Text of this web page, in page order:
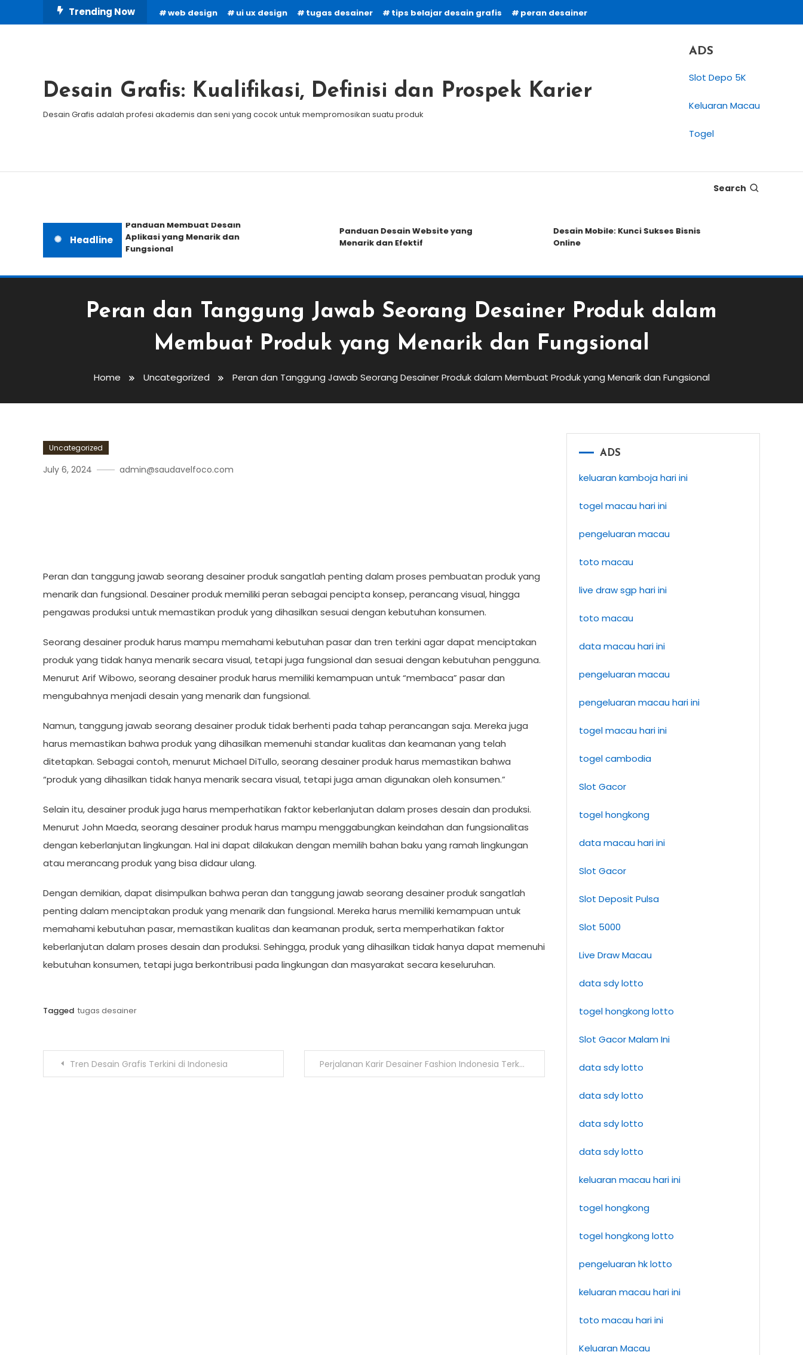
To
Trending Now web design ui ux design tugas desainer tips belajar desain grafis peran desainer
Desain Grafis: Kualifikasi, Definisi dan Prospek Karier
Desain Grafis adalah profesi akademis dan seni yang cocok untuk mempromosikan suatu produk
ADS
Slot Depo 5K
Keluaran Macau
Togel
Search
Headline
Panduan Membuat Desain
Aplikasi yang Menarik dan
Fungsional
Panduan Desain Website yang
Menarik dan Efektif
Desain Mobile: Kunci Sukses Bisnis
Online
Peran dan Tanggung Jawab Seorang Desainer Produk dalam
Membuat Produk yang Menarik dan Fungsional
Home Uncategorized Peran dan Tanggung Jawab Seorang Desainer Produk dalam Membuat Produk yang Menarik dan Fungsional
Uncategorized
July 6, 2024 admin@saudavelfoco.com
Peran dan tanggung jawab seorang desainer produk sangatlah penting dalam proses pembuatan produk yang
menarik dan fungsional. Desainer produk memiliki peran sebagai pencipta konsep, perancang visual, hingga
pengawas produksi untuk memastikan produk yang dihasilkan sesuai dengan kebutuhan konsumen.
Seorang desainer produk harus mampu memahami kebutuhan pasar dan tren terkini agar dapat menciptakan
produk yang tidak hanya menarik secara visual, tetapi juga fungsional dan sesuai dengan kebutuhan pengguna.
Menurut Arif Wibowo, seorang desainer produk harus memiliki kemampuan untuk “membaca” pasar dan
mengubahnya menjadi desain yang menarik dan fungsional.
Namun, tanggung jawab seorang desainer produk tidak berhenti pada tahap perancangan saja. Mereka juga
harus memastikan bahwa produk yang dihasilkan memenuhi standar kualitas dan keamanan yang telah
ditetapkan. Sebagai contoh, menurut Michael DiTullo, seorang desainer produk harus memastikan bahwa
“produk yang dihasilkan tidak hanya menarik secara visual, tetapi juga aman digunakan oleh konsumen.”
Selain itu, desainer produk juga harus memperhatikan faktor keberlanjutan dalam proses desain dan produksi.
Menurut John Maeda, seorang desainer produk harus mampu menggabungkan keindahan dan fungsionalitas
dengan keberlanjutan lingkungan. Hal ini dapat dilakukan dengan memilih bahan baku yang ramah lingkungan
atau merancang produk yang bisa didaur ulang.
Dengan demikian, dapat disimpulkan bahwa peran dan tanggung jawab seorang desainer produk sangatlah
penting dalam menciptakan produk yang menarik dan fungsional. Mereka harus memiliki kemampuan untuk
memahami kebutuhan pasar, memastikan kualitas dan keamanan produk, serta memperhatikan faktor
keberlanjutan dalam proses desain dan produksi. Sehingga, produk yang dihasilkan tidak hanya dapat memenuhi
kebutuhan konsumen, tetapi juga berkontribusi pada lingkungan dan masyarakat secara keseluruhan.
Tagged tugas desainer
PostTren Desain Grafis Terkini di Indonesia Perjalanan Karir Desainer Fashion Indonesia Terkenal
ADS
keluaran kamboja hari ini
togel macau hari ini
pengeluaran macau
toto macau
live draw sgp hari ini
toto macau
data macau hari ini
pengeluaran macau
pengeluaran macau hari ini
togel macau hari ini
togel cambodia
Slot Gacor
togel hongkong
data macau hari ini
Slot Gacor
Slot Deposit Pulsa
Slot 5000
Live Draw Macau
data sdy lotto
togel hongkong lotto
Slot Gacor Malam Ini
data sdy lotto
data sdy lotto
data sdy lotto
data sdy lotto
keluaran macau hari ini
togel hongkong
togel hongkong lotto
pengeluaran hk lotto
keluaran macau hari ini
toto macau hari ini
Keluaran Macau